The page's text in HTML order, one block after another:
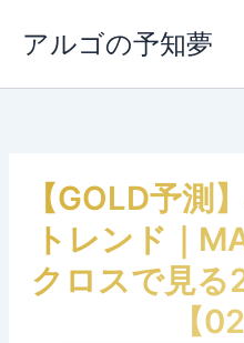
ス
アルゴの予知夢
【GOLD予測
トレンド｜
クロスで見る
【